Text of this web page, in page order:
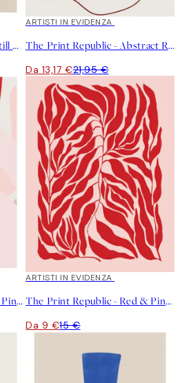
The Print Republic - Blue Still Life Poster No1 Poster
40%*
ARTISTI IN EVIDENZA
The Print Republic - Abstract Red Lines Poster
Da 13,17 €21,95 €
The Print Republic - Red & Pink Abstract Shapes Poster
40%*
ARTISTI IN EVIDENZA
The Print Republic - Red & Pink Botanical Poster
Da 9 €15 €